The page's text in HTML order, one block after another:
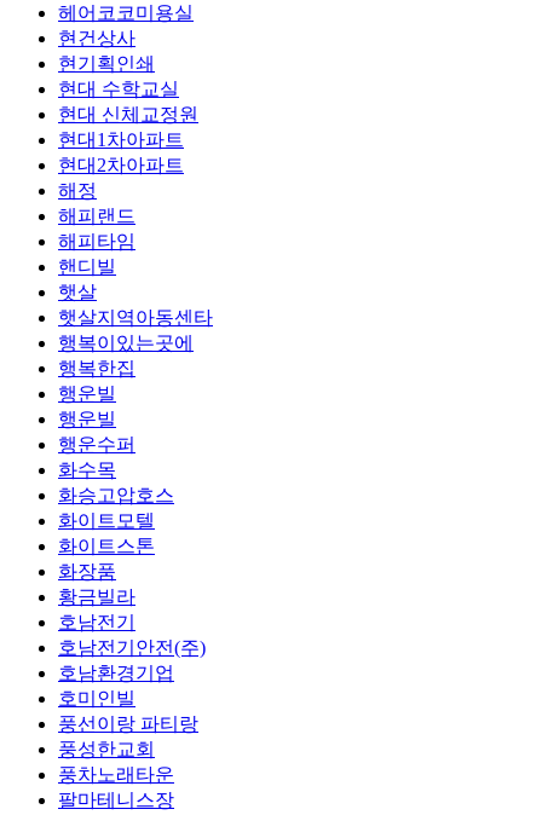
헤어코코미용실
현건상사
현기획인쇄
현대 수학교실
현대 신체교정원
현대1차아파트
현대2차아파트
해정
해피랜드
해피타임
핸디빌
햇살
햇살지역아동센타
행복이있는곳에
행복한집
행운빌
행운빌
행운수퍼
화수목
화승고압호스
화이트모텔
화이트스톤
화장품
황금빌라
호남전기
호남전기안전(주)
호남환경기업
호미인빌
풍선이랑 파티랑
풍성한교회
풍차노래타운
팔마테니스장